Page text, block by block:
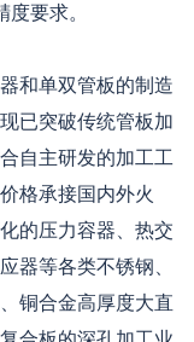
要求。
和单双管板的制造
已突破传统管板加
自主研发的加工工
格承接国内外火
的压力容器、热交
器等各类不锈钢、
铜合金高厚度大直